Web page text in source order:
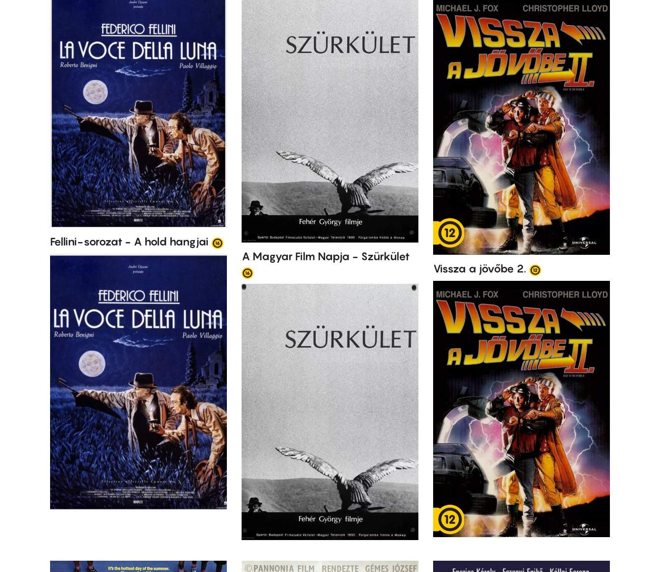
Fellini-sorozat - A hold hangjai
A Magyar Film Napja - Szürkület
Vissza a jövőbe 2.